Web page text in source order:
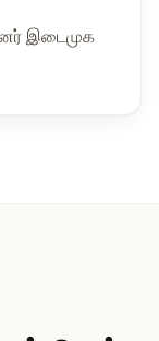
இடைமுக